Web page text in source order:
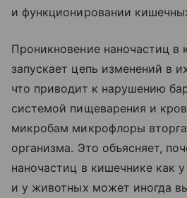
и функционировании
Проникновение наночастиц в
запускает цепь изменений в
что приводит к нарушению
системой пищеварения и
микробам микрофлоры
организма. Это объясняет,
наночастиц в кишечнике как
и у животных может иногда